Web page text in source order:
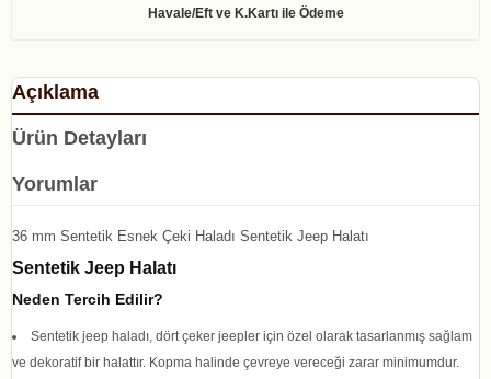
Açıklama
Ürün Detayları
Yorumlar
36 mm Sentetik Esnek Çeki Haladı Sentetik Jeep Halatı
Sentetik Jeep Halatı
Neden Tercih Edilir?
Sentetik jeep haladı, dört çeker jeepler için özel olarak tasarlanmış sağlam
ve dekoratif bir halattır. Kopma halinde çevreye vereceği zarar minimumdur.